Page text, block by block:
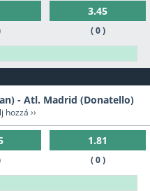
3.45
( 0 )
- Atl. Madrid (Donatello)
hozzá ››
1.81
( 0 )